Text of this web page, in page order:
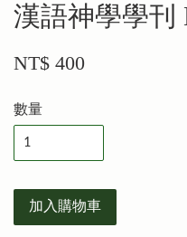
漢語神學學刊
NT$ 400
數量
加入購物車